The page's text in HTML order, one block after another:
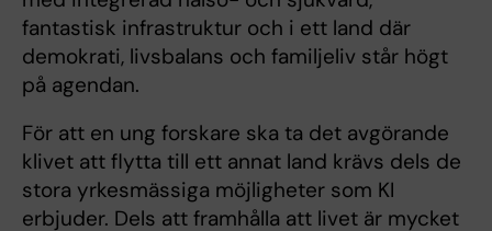
fantastisk infrastruktur och i ett land där
demokrati, livsbalans och familjeliv står högt
på agendan.
För att en ung forskare ska ta det avgörande
klivet att flytta till ett annat land krävs dels de
stora yrkesmässiga möjligheter som KI
erbjuder. Dels att framhålla att livet är mycket